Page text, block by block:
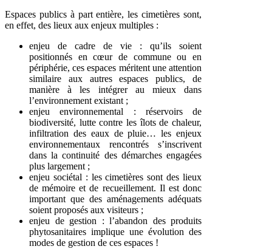
Espaces publics à part entière, les cimetières sont,
en effet, des lieux aux enjeux multiples :
enjeu de cadre de vie : qu’ils soient
positionnés en cœur de commune ou en
périphérie, ces espaces méritent une attention
similaire aux autres espaces publics, de
manière à les intégrer au mieux dans
l’environnement existant ;
enjeu environnemental : réservoirs de
biodiversité, lutte contre les îlots de chaleur,
infiltration des eaux de pluie… les enjeux
environnementaux rencontrés s’inscrivent
dans la continuité des démarches engagées
plus largement ;
enjeu sociétal : les cimetières sont des lieux
de mémoire et de recueillement. Il est donc
important que des aménagements adéquats
soient proposés aux visiteurs ;
enjeu de gestion : l’abandon des produits
phytosanitaires implique une évolution des
modes de gestion de ces espaces !